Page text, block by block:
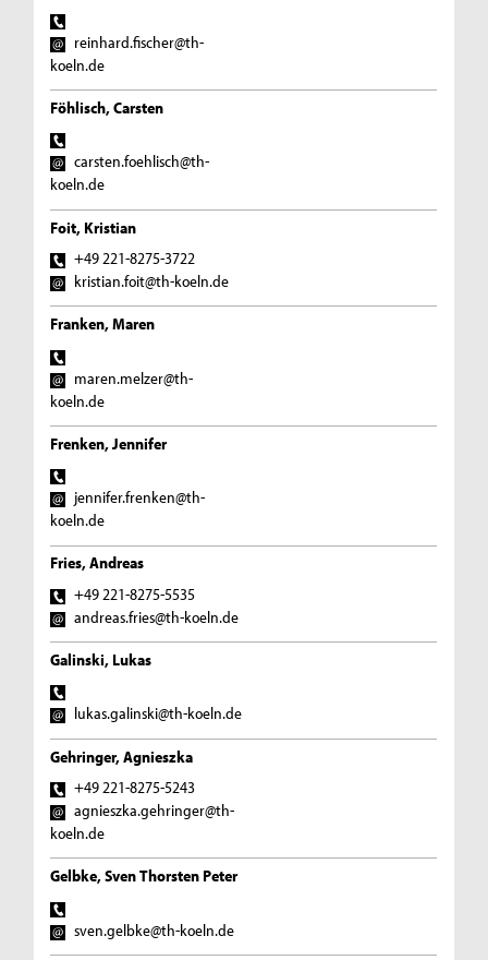
reinhard.fischer@th-
koeln.de
Föhlisch, Carsten
carsten.foehlisch@th-
koeln.de
Foit, Kristian
+49 221-8275-3722
kristian.foit@th-koeln.de
Franken, Maren
maren.melzer@th-
koeln.de
Frenken, Jennifer
jennifer.frenken@th-
koeln.de
Fries, Andreas
+49 221-8275-5535
andreas.fries@th-koeln.de
Galinski, Lukas
lukas.galinski@th-koeln.de
Gehringer, Agnieszka
+49 221-8275-5243
agnieszka.gehringer@th-
koeln.de
Gelbke, Sven Thorsten Peter
sven.gelbke@th-koeln.de